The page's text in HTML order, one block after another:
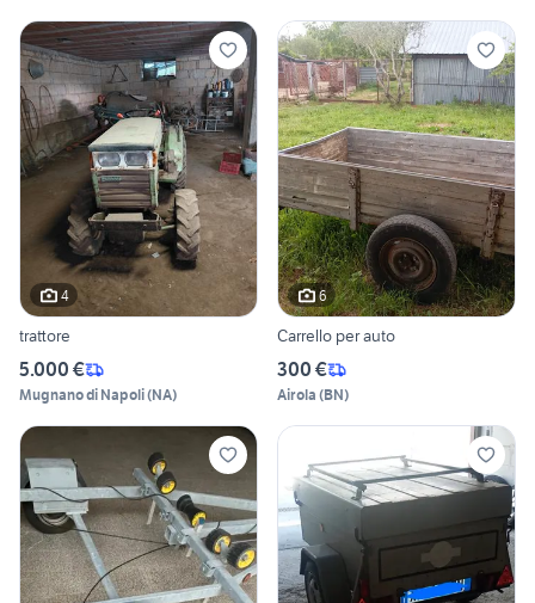
4
trattore
5.000 €
Mugnano di Napoli(NA)
6
Carrello per auto
300 €
Airola (BN)